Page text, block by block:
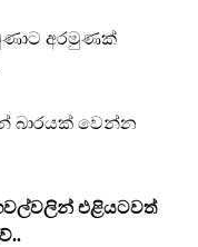
අරමුණක්
බාරයක් වෙන්න
එළියටවත්